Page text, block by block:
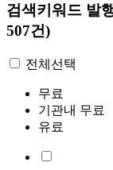
검색키워드 발
507건)
전체선택
무료
기관내 무료
유료